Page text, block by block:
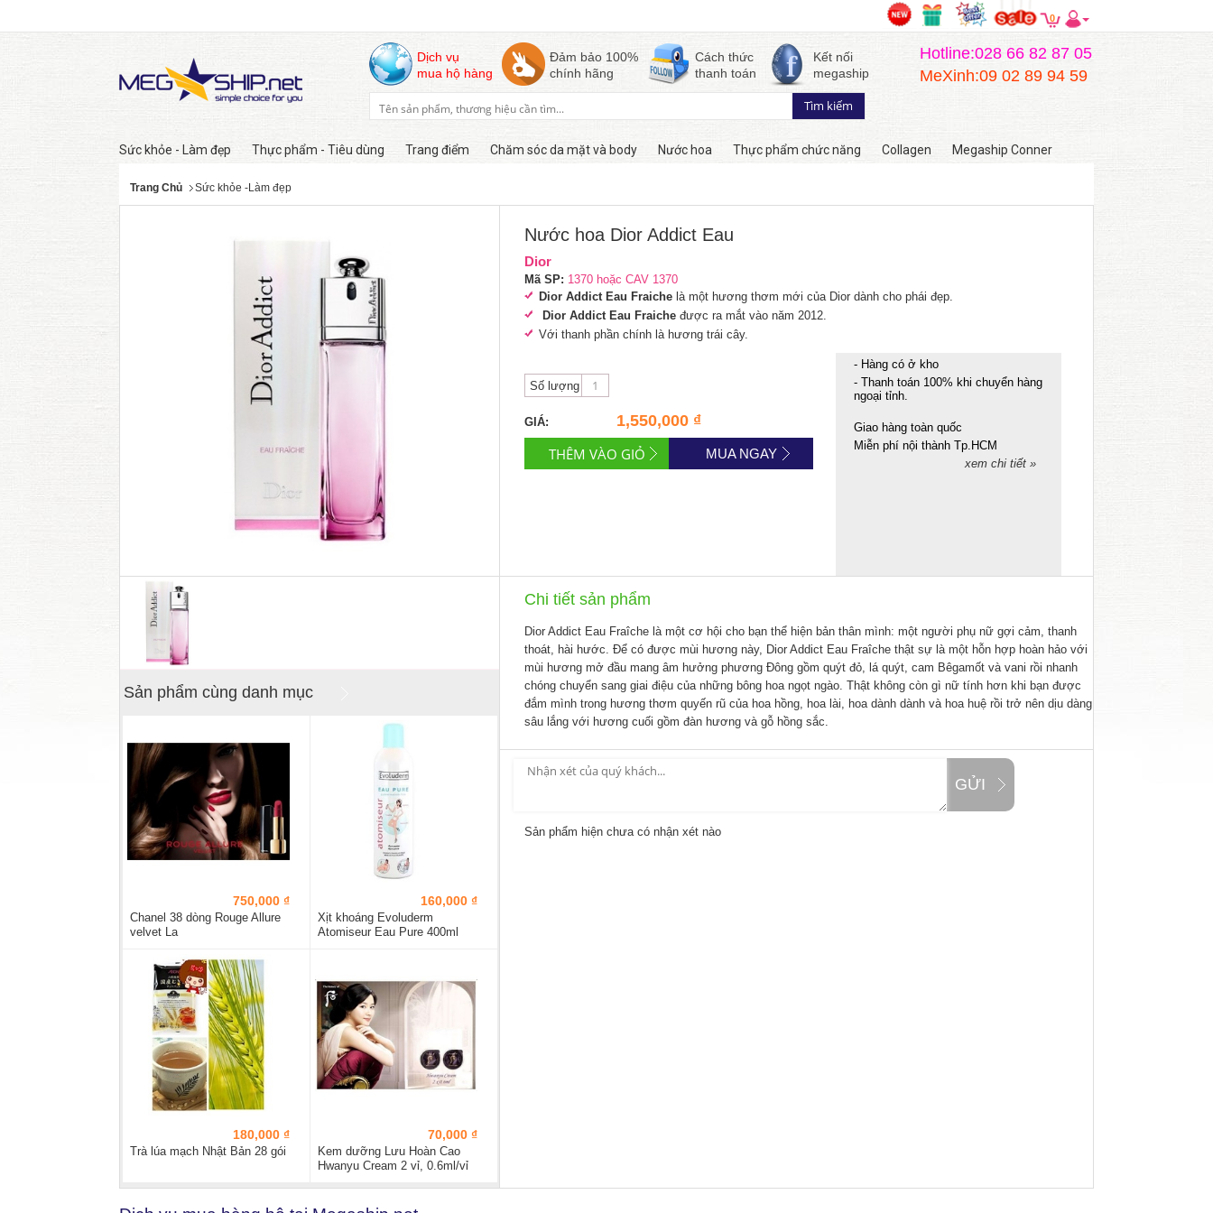
0
Dịch vụ
mua hộ hàng
Đảm bảo 100%
chính hãng
Cách thức
thanh toán
Kết nối
megaship
Hotline:028 66 82 87 05
MeXinh:09 02 89 94 59
Sức khỏe - Làm đẹp Thực phẩm - Tiêu dùng Trang điểm Chăm sóc da mặt và body Nước hoa Thực phẩm chức năng Collagen Megaship Conner
Trang Chủ Sức khỏe -Làm đẹp
Còn hàng
Sản phẩm cùng danh mục
750,000 ₫
Chanel 38 dòng Rouge Allure
velvet La
160,000 ₫
Xịt khoáng Evoluderm
Atomiseur Eau Pure 400ml
180,000 ₫
Trà lúa mạch Nhật Bản 28 gói
70,000 ₫
Kem dưỡng Lưu Hoàn Cao
Hwanyu Cream 2 vỉ, 0.6ml/vỉ
Nước hoa Dior Addict Eau
Dior
Mã SP: 1370 hoặc CAV 1370
Dior Addict Eau Fraiche là một hương thơm mới của Dior dành cho phái đẹp.
Dior Addict Eau Fraiche được ra mắt vào năm 2012.
Với thanh phần chính là hương trái cây.
Số lượng
GIÁ: 1,550,000 ₫
MUA NGAY
- Hàng có ở kho
- Thanh toán 100% khi chuyển hàng
ngoại tỉnh.
Giao hàng toàn quốc
Miễn phí nội thành Tp.HCM
xem chi tiết »
Chi tiết sản phẩm
Dior Addict Eau Fraîche là một cơ hội cho bạn thể hiện bản thân mình: một người phụ nữ gợi cảm, thanh
thoát, hài hước. Để có được mùi hương này, Dior Addict Eau Fraîche thật sự là một hỗn hợp hoàn hảo với
mùi hương mở đầu mang âm hưởng phương Đông gồm quýt đỏ, lá quýt, cam Bêgamốt và vani rồi nhanh
chóng chuyển sang giai điệu của những bông hoa ngọt ngào. Thật không còn gì nữ tính hơn khi bạn được
đắm mình trong hương thơm quyến rũ của hoa hồng, hoa lài, hoa dành dành và hoa huệ rồi trở nên dịu dàng
sâu lắng với hương cuối gồm đàn hương và gỗ hồng sắc.
GỬI
Sản phẩm hiện chưa có nhận xét nào